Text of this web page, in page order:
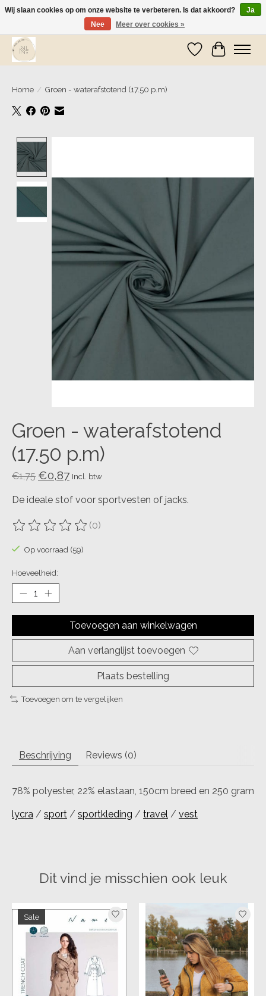
Wij zijn op vakantie! Vanaf zaterdag 9 mei worden er weer pakketjes verzonden
Verlanglijst
Home / Groen - waterafstotend (17.50 p.m)
Groen - waterafstotend
(17.50 p.m)
€1,75 €0,87 Incl. btw
De ideale stof voor sportvesten of jacks.
De beoordeling van dit product is
(0)
Op voorraad (59)
Hoeveelheid:
Toevoegen aan winkelwagen
Aan verlanglijst toevoegen
Plaats bestelling
Toevoegen om te vergelijken
Beschrijving Reviews (0)
78% polyester, 22% elastaan, 150cm breed en 250 gram
lycra / sport / sportkleding / travel / vest
Dit vind je misschien ook leuk
Items van productcarrousel
Sale
Wij slaan cookies op om onze website te verbeteren. Is dat akkoord?
Ja
Nee
Meer over cookies »